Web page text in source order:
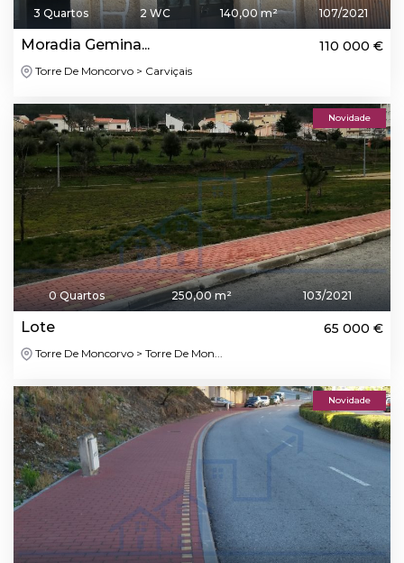
3 Quartos 2 WC 140,00 m² 107/2021
Moradia Gemina... 110 000 €
Torre De Moncorvo > Carviçais
Novidade
0 Quartos 250,00 m² 103/2021
Lote 65 000 €
Torre De Moncorvo > Torre De Mon...
Novidade